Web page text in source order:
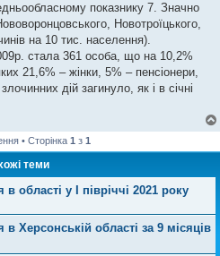
показнику 7. Значно
Новотроїцького,
на 10 тис. населення).
стала 361 особа, що на 10,2%
21,6% – жінки, 5% – пенсіонери,
дій загинуло, як і в січні
• Сторінка 1 з 1
теми
області у І півріччі 2021 року
в Херсонській області за 9 місяців